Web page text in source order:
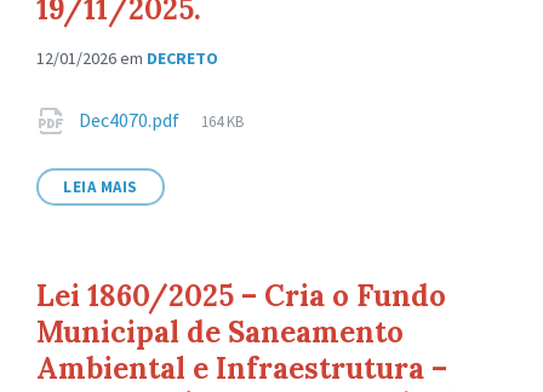
19/11/2025.
12/01/2026em DECRETO
Anexos
Dec4070.pdf
Tamanho
164 KB
LEIA MAIS
Lei 1860/2025 – Cria o Fundo
Municipal de Saneamento
Ambiental e Infraestrutura –